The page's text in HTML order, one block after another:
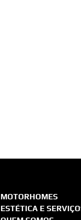
MOTORHOMES
ESTÉTICA E